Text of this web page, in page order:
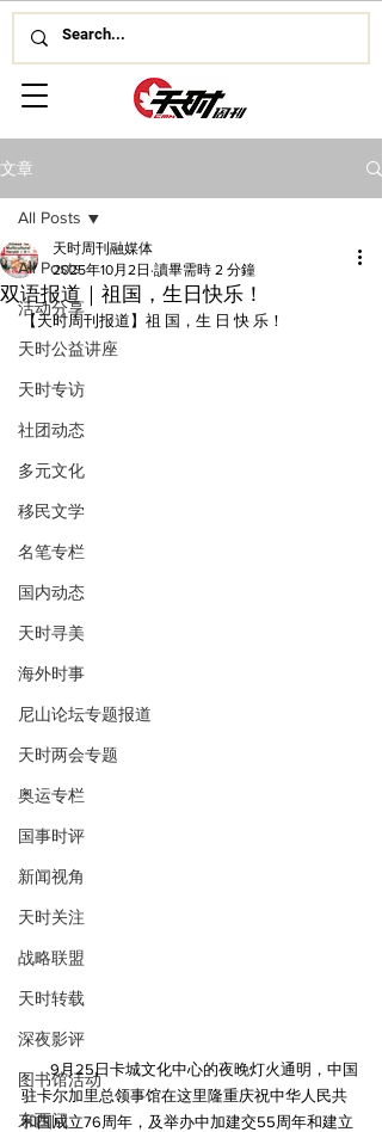
文章
All Posts
活动分享
天时公益讲座
天时专访
社团动态
多元文化
移民文学
名笔专栏
国内动态
天时寻美
海外时事
尼山论坛专题报道
天时两会专题
奥运专栏
国事时评
新闻视角
天时关注
战略联盟
天时转载
深夜影评
图书馆活动
东西问
All Posts
双语报道｜祖国，生日快乐！
天时周刊融媒体
2025年10月2日 讀畢需時 2 分鐘
【天时周刊报道】祖 国，生 日 快 乐！
9月25日卡城文化中心的夜晚灯火通明，中国
驻卡尔加里总领事馆在这里隆重庆祝中华人民共
和国成立76周年，及举办中加建交55周年和建立